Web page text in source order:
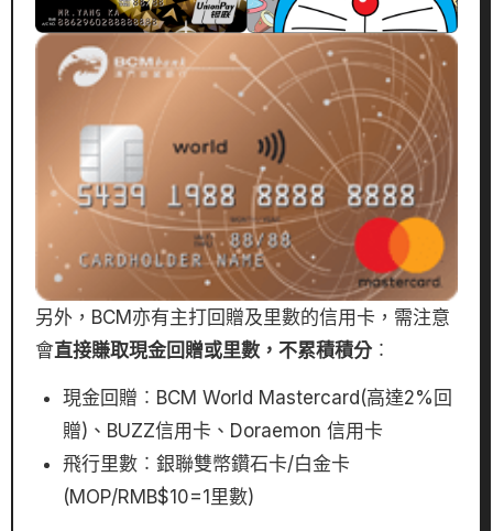
另外，BCM亦有主打回贈及里數的信用卡，需注意
會直接賺取現金回贈或里數，不累積積分︰
現金回贈︰BCM World Mastercard(高達2%回
贈)、BUZZ信用卡、Doraemon 信用卡
飛行里數︰銀聯雙幣鑽石卡/白金卡
(MOP/RMB$10=1里數)